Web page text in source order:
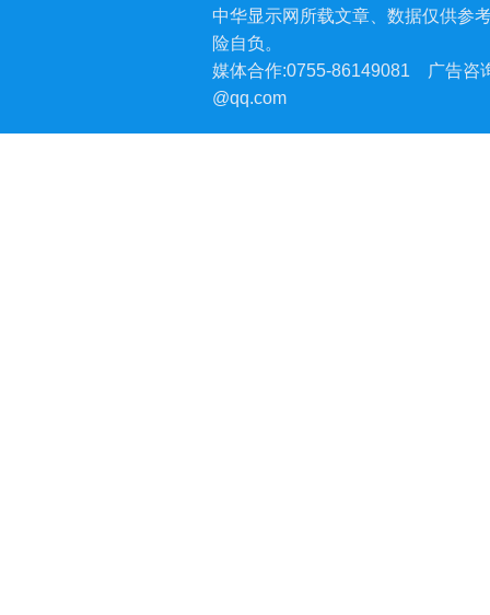
中华显示网所载文章、数据仅供参
险自负。
媒体合作:0755-86149081
广告咨
@qq.com